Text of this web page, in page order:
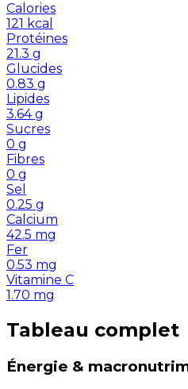
Calories
121 kcal
Protéines
21.3 g
Glucides
0.83 g
Lipides
3.64 g
Sucres
0 g
Fibres
0 g
Sel
0.25 g
Calcium
42.5 mg
Fer
0.53 mg
Vitamine C
1.70 mg
Tableau complet
Énergie &